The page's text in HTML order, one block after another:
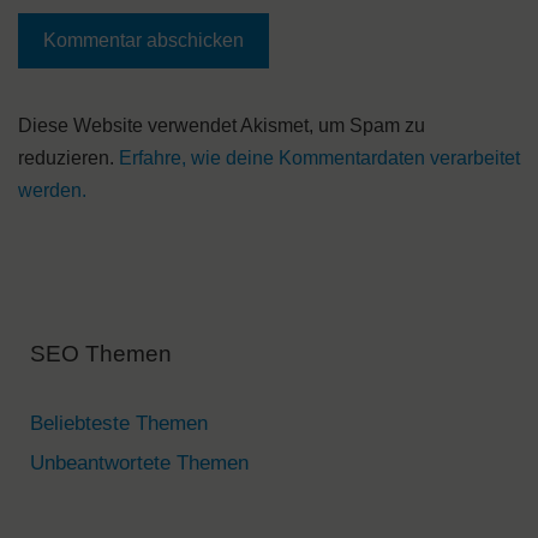
A
l
t
Diese Website verwendet Akismet, um Spam zu
reduzieren. Erfahre, wie deine Kommentardaten verarbeitet
werden.
SEO Themen
Beliebteste Themen
Unbeantwortete Themen